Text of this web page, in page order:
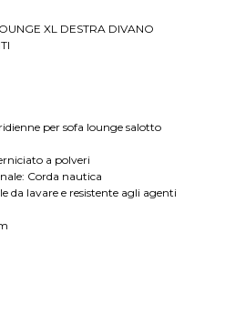
XL DESTRA DIVANO
per sofa lounge salotto
a polveri
Corda nautica
da lavare e resistente agli agenti